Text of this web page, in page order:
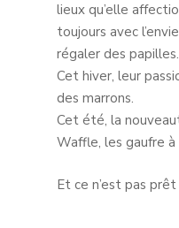
lieux qu’elle
toujours avec
régaler des papilles.
Cet hiver, leur
des marrons.
Cet été, la
Waffle, les gaufre à
Et ce n’est pas